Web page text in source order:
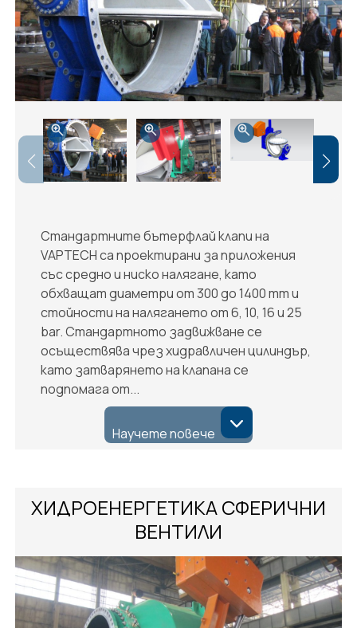
Стандартните бътерфлай клапи на
VAPTECH са проектирани за приложения
със средно и ниско налягане, като
обхващат диаметри от 300 до 1400 mm и
стойности на налягането от 6, 10, 16 и 25
bar. Стандартното задвижване се
осъществява чрез хидравличен цилиндър,
като затварянето на клапана се
подпомага от...
Научете повече
ХИДРОЕНЕРГЕТИКА СФЕРИЧНИ
ВЕНТИЛИ